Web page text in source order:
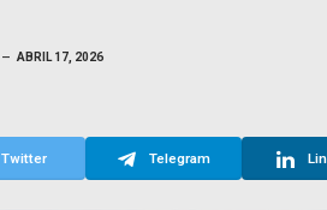
ABRIL 17, 2026
Twitter Telegram